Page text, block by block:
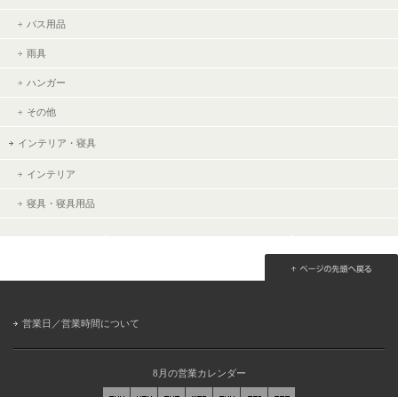
バス用品
雨具
ハンガー
その他
インテリア・寝具
インテリア
寝具・寝具用品
営業日／営業時間について
8月の営業カレンダー